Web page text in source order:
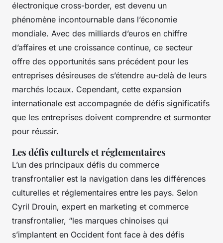
électronique cross-border, est devenu un
phénomène incontournable dans l’économie
mondiale. Avec des milliards d’euros en chiffre
d’affaires et une croissance continue, ce secteur
offre des opportunités sans précédent pour les
entreprises désireuses de s’étendre au-delà de leurs
marchés locaux. Cependant, cette expansion
internationale est accompagnée de défis significatifs
que les entreprises doivent comprendre et surmonter
pour réussir.
Les défis culturels et réglementaires
L’un des principaux défis du commerce
transfrontalier est la navigation dans les différences
culturelles et réglementaires entre les pays. Selon
Cyril Drouin, expert en marketing et commerce
transfrontalier, “les marques chinoises qui
s’implantent en Occident font face à des défis